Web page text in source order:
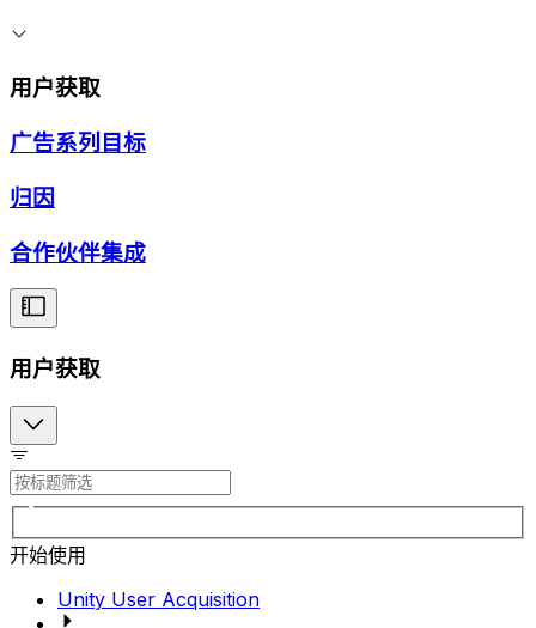
用户获取
广告系列目标
归因
合作伙伴集成
用户获取
开始使用
Unity User Acquisition